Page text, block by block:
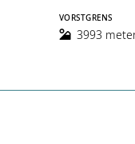
VORSTGRENS
3993